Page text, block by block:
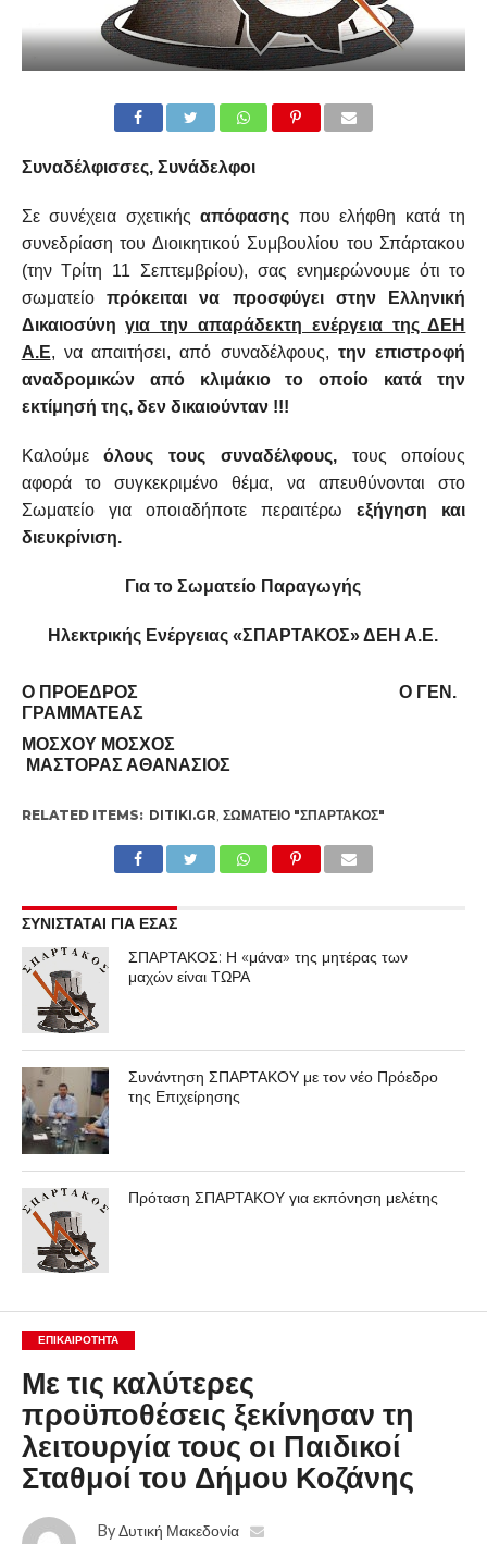
Συναδέλφισσες, Συνάδελφοι
Σε συνέχεια σχετικήςαπόφασης που ελήφθη κατά τη
συνεδρίαση του Διοικητικού Συμβουλίου του Σπάρτακου
(την Τρίτη 11 Σεπτεμβρίου), σας ενημερώνουμε ότι το
σωματείο πρόκειται να προσφύγει στην Ελληνική
Δικαιοσύνη για την απαράδεκτη ενέργεια της ΔΕΗ
Α.Ε, να απαιτήσει, από συναδέλφους,την επιστροφή
αναδρομικών από κλιμάκιο το οποίο κατά την
εκτίμησή της, δεν δικαιούνταν !!!
Καλούμεόλους τους συναδέλφους,τους οποίους
αφορά το συγκεκριμένο θέμα, να απευθύνονται στο
Σωματείο για οποιαδήποτε περαιτέρωεξήγηση και
διευκρίνιση.
Για το Σωματείο Παραγωγής
Ηλεκτρικής Ενέργειας «ΣΠΑΡΤΑΚΟΣ» ΔΕΗ Α.Ε.
Ο ΠΡΌΕΔΡΟΣ Ο ΓΕΝ.
ΓΡΑΜΜΑΤΈΑΣ
ΜΌΣΧΟΥ ΜΌΣΧΟΣ
ΜΆΣΤΟΡΑΣ ΑΘΑΝΆΣΙΟΣ
RELATED ITEMS: DITIKI.GR, ΣΩΜΑΤΕΊΟ "ΣΠΑΡΤΑΚΟΣ"
ΣΥΝΙΣΤΑΤΑΙ ΓΙΑ ΕΣΑΣ
ΣΠΑΡΤΑΚΟΣ: Η «μάνα» της μητέρας των
μαχών είναι ΤΩΡΑ
Συνάντηση ΣΠΑΡΤΑΚΟΥ με τον νέο Πρόεδρο
της Επιχείρησης
Πρόταση ΣΠΑΡΤΑΚΟΥ για εκπόνηση μελέτης
ΕΠΙΚΑΙΡΟΤΗΤΑ
Με τις καλύτερες
προϋποθέσεις ξεκίνησαν τη
λειτουργία τους οι Παιδικοί
Σταθμοί του Δήμου Κοζάνης
By Δυτική Μακεδονία